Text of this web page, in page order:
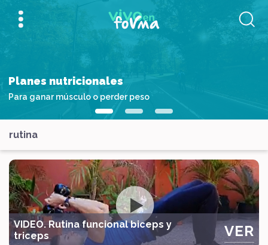
Planes nutricionales
Para ganar músculo o perder peso
rutina
VIDEO. Rutina funcional biceps y
triceps
VER